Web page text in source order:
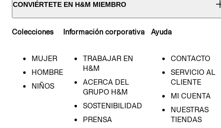
CONVIÉRTETE EN H&M MIEMBRO
Colecciones
MUJER
HOMBRE
NIÑOS
Información corporativa
TRABAJAR EN
H&M
ACERCA DEL
GRUPO H&M
SOSTENIBILIDAD
PRENSA
Ayuda
CONTACTO
SERVICIO AL
CLIENTE
MI CUENTA
NUESTRAS
TIENDAS